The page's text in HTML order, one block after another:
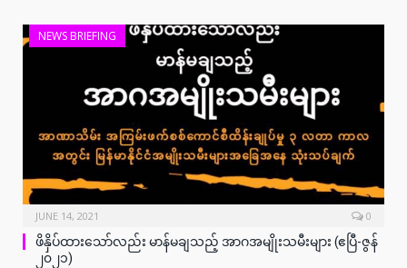
NEWS BRIEFING
JUNE 14, 2021 0
ဖိနှိပ်ထားသော်လည်း မာန်မချသည့် အာဂအမျိုးသမီးများ (ဧပြီ-ဇွန်
၂၀၂၁)